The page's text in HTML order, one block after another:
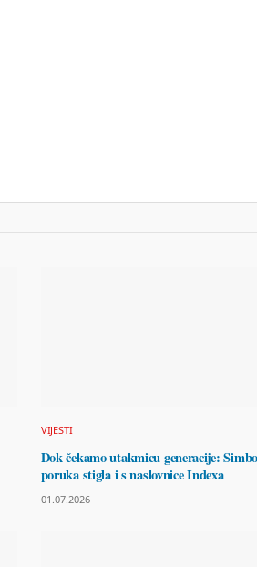
VIJESTI
Dok čekamo utakmicu generacije:
poruka stigla i s naslovnice Indexa
01.07.2026